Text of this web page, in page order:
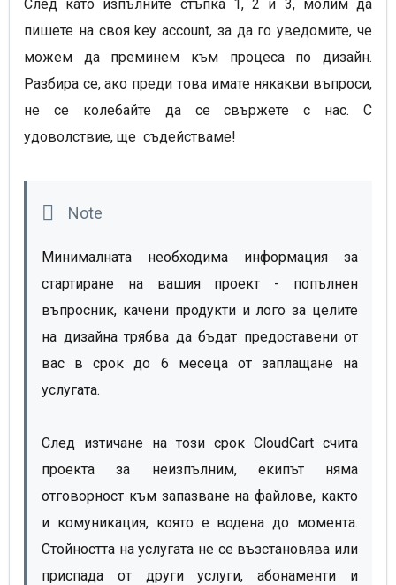
След като изпълните стъпка 1, 2 и 3, молим да
пишете на своя key account, за да го уведомите, че
можем да преминем към процеса по дизайн.
Разбира се, ако преди това имате някакви въпроси,
не се колебайте да се свържете с нас. С
удоволствие, ще съдействаме!
Минималната необходима информация за
стартиране на вашия проект - попълнен
въпросник, качени продукти и лого за целите
на дизайна трябва да бъдат предоставени от
вас в срок до 6 месеца от заплащане на
услугата.
След изтичане на този срок CloudCart счита
проекта за неизпълним, екипът няма
отговорност към запазване на файлове, както
и комуникация, която е водена до момента.
Стойността на услугата не се възстановява или
приспада от други услуги, абонаменти и